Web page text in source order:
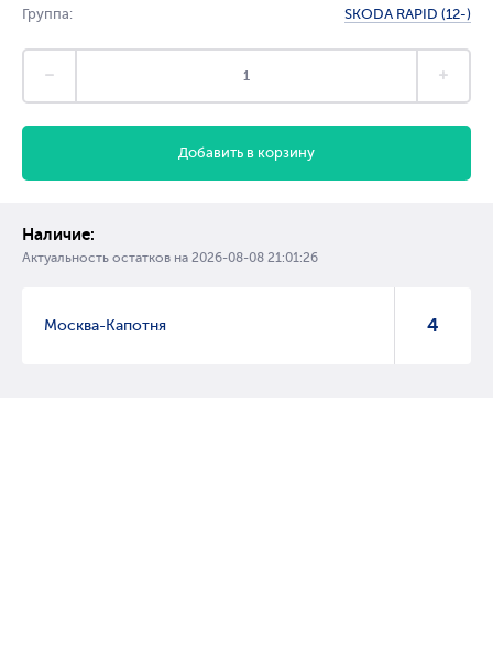
Группа: SKODA RAPID (12-)
Добавить в корзину
Наличие:
Актуальность остатков на 2026-08-08 21:01:26
Москва-Капотня 4